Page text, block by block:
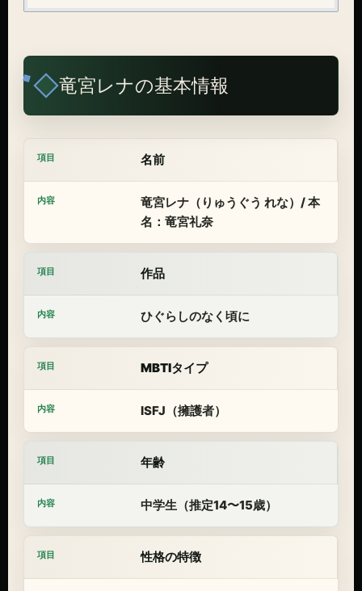
竜宮レナの基本情報
名前
竜宮レナ（りゅうぐう れな）/ 本
名：竜宮礼奈
作品
ひぐらしのなく頃に
MBTIタイプ
ISFJ（擁護者）
年齢
中学生（推定14〜15歳）
性格の特徴